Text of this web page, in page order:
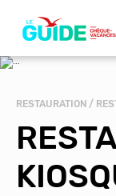
contenu
principal
RESTAURATION /